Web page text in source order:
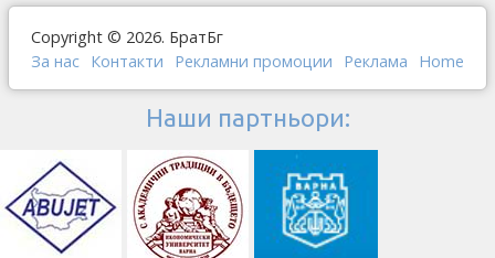
Copyright © 2026. БратБг
За нас Контакти Рекламни промоции Реклама Home
Наши партньори: